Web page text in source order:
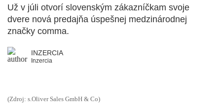
Už v júli otvorí slovenským zákazníčkam svoje
dvere nová predajňa úspešnej medzinárodnej
značky comma.
INZERCIA
Inzercia
(Zdroj: s.Oliver Sales GmbH & Co)